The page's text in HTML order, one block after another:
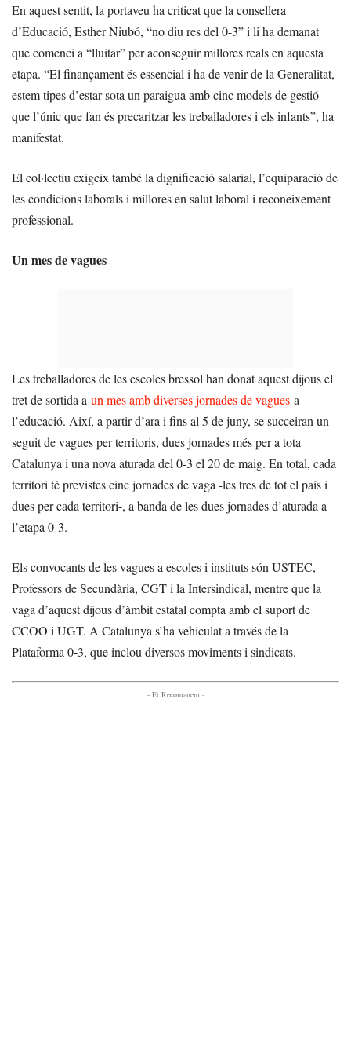
En aquest sentit, la portaveu ha criticat que la consellera
d’Educació, Esther Niubó, “no diu res del 0-3” i li ha demanat
que comenci a “lluitar” per aconseguir millores reals en aquesta
etapa. “El finançament és essencial i ha de venir de la Generalitat,
estem tipes d’estar sota un paraigua amb cinc models de gestió
que l’únic que fan és precaritzar les treballadores i els infants”, ha
manifestat.
El col·lectiu exigeix també la dignificació salarial, l’equiparació de
les condicions laborals i millores en salut laboral i reconeixement
professional.
Un mes de vagues
Les treballadores de les escoles bressol han donat aquest dijous el
tret de sortida a un mes amb diverses jornades de vagues a
l’educació. Així, a partir d’ara i fins al 5 de juny, se succeiran un
seguit de vagues per territoris, dues jornades més per a tota
Catalunya i una nova aturada del 0-3 el 20 de maig. En total, cada
territori té previstes cinc jornades de vaga -les tres de tot el país i
dues per cada territori-, a banda de les dues jornades d’aturada a
l’etapa 0-3.
Els convocants de les vagues a escoles i instituts són USTEC,
Professors de Secundària, CGT i la Intersindical, mentre que la
vaga d’aquest dijous d’àmbit estatal compta amb el suport de
CCOO i UGT. A Catalunya s’ha vehiculat a través de la
Plataforma 0-3, que inclou diversos moviments i sindicats.
- Et Recomanem -